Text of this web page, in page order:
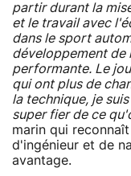
partir durant la
et le travail avec
dans le sport
développement de
performante. Le
qui ont plus de
la technique, je
super fier de ce
marin qui
d'ingénieur et de
avantage.